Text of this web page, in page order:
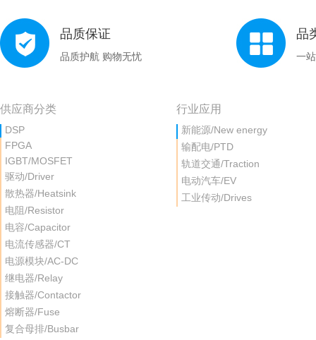
品质保证
品质护航 购物无忧
品
一
供应商分类
DSP
FPGA
IGBT/MOSFET
驱动/Driver
散热器/Heatsink
电阻/Resistor
电容/Capacitor
电流传感器/CT
电源模块/AC-DC
继电器/Relay
接触器/Contactor
熔断器/Fuse
复合母排/Busbar
行业应用
新能源/New energy
输配电/PTD
轨道交通/Traction
电动汽车/EV
工业传动/Drives